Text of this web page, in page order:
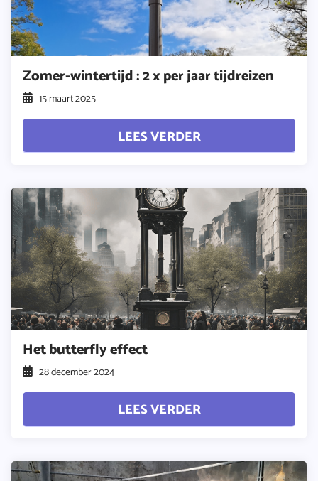
Zomer-wintertijd : 2 x per jaar tijdreizen
15 maart 2025
LEES VERDER
Het butterfly effect
28 december 2024
LEES VERDER